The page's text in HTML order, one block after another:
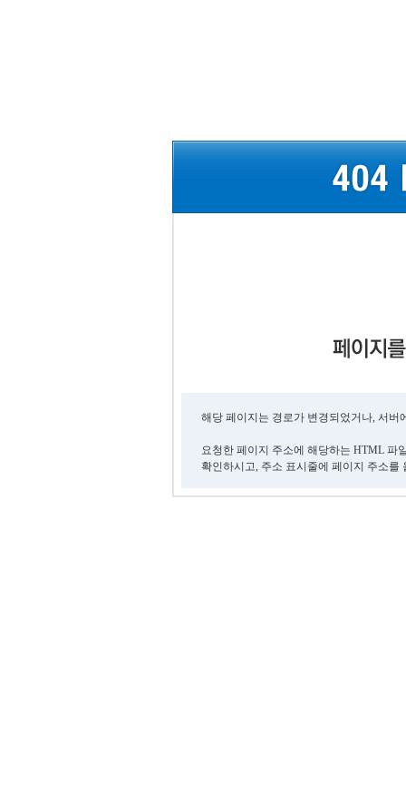
해당 페이지는 경로가 변경되었거나, 서
요청한 페이지 주소에 해당하는 HTML 파
확인하시고, 주소 표시줄에 페이지 주소